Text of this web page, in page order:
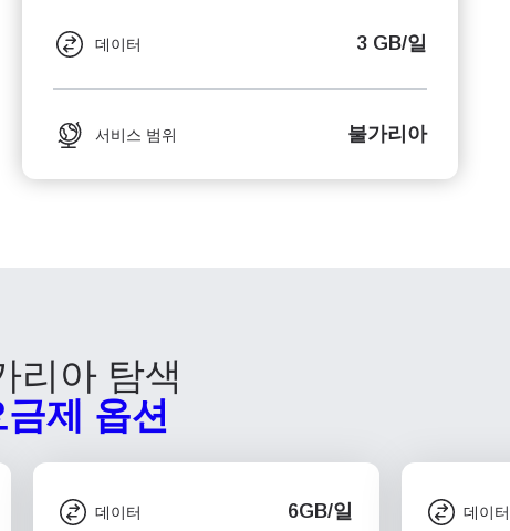
데이터 3 GB/일
서비스 범위 불가리아
리아 탐색
제 옵션
데이터 6GB/일 데이터